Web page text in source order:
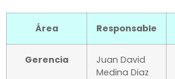
Área Responsable
Gerencia
Juan David
Medina Diaz